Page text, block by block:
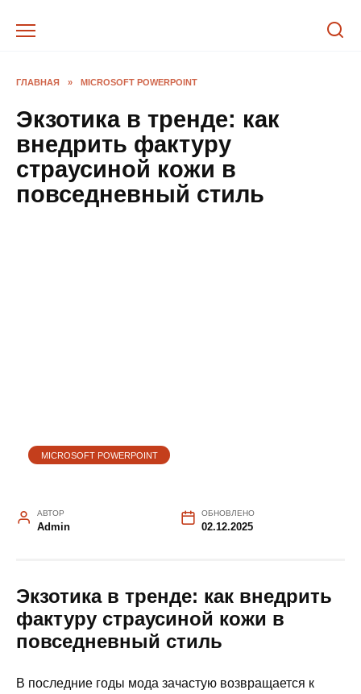
ГЛАВНАЯ » MICROSOFT POWERPOINT
Экзотика в тренде: как
внедрить фактуру
страусиной кожи в
повседневный стиль
MICROSOFT POWERPOINT
АВТОР
Admin
ОБНОВЛЕНО
02.12.2025
Экзотика в тренде: как внедрить
фактуру страусиной кожи в
повседневный стиль
В последние годы мода зачастую возвращается к